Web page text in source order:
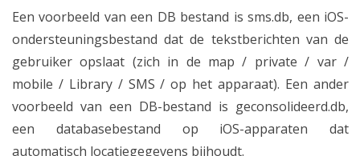
Een voorbeeld van een DB bestand is sms.db, een iOS-
ondersteuningsbestand dat de tekstberichten van de
gebruiker opslaat (zich in de map / private / var /
mobile / Library / SMS / op het apparaat). Een ander
voorbeeld van een DB-bestand is geconsolideerd.db,
een databasebestand op iOS-apparaten dat
automatisch locatiegegevens bijhoudt.